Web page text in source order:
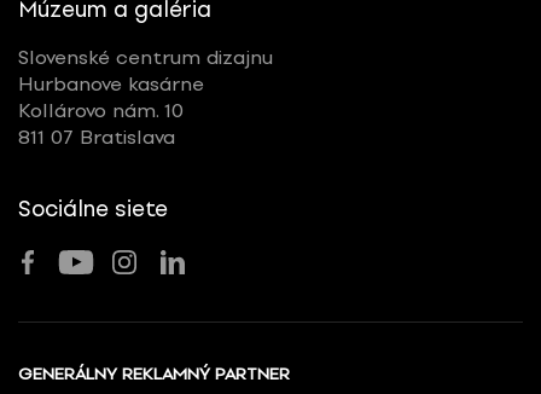
Múzeum a galéria
Slovenské centrum dizajnu
Hurbanove kasárne
Kollárovo nám. 10
811 07 Bratislava
Sociálne siete
GENERÁLNY REKLAMNÝ PARTNER